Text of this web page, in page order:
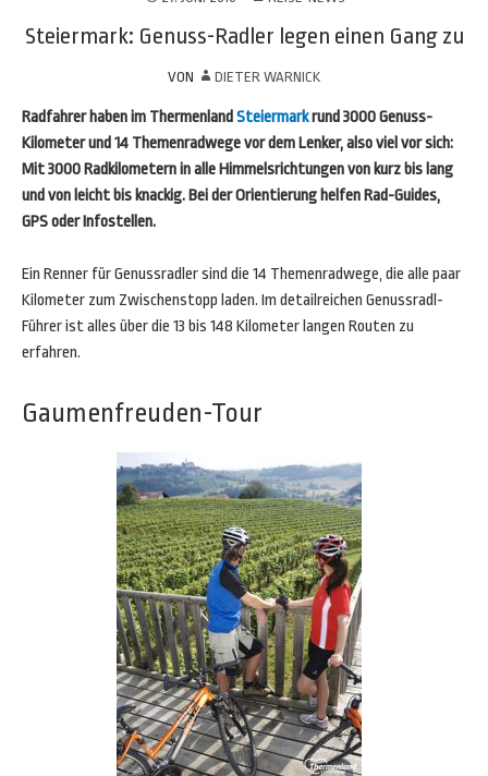
Steiermark: Genuss-Radler legen einen Gang zu
VON DIETER WARNICK
Radfahrer haben im Thermenland Steiermarkrund 3000 Genuss-
Kilometer und 14 Themenradwege vor dem Lenker, also viel vor sich:
Mit 3000 Radkilometern in alle Himmelsrichtungen von kurz bis lang
und von leicht bis knackig. Bei der Orientierung helfen Rad-Guides,
GPS oder Infostellen.
Ein Renner für Genussradler sind die 14 Themenradwege, die alle paar
Kilometer zum Zwischenstopp laden. Im detailreichen Genussradl-
Führer ist alles über die 13 bis 148 Kilometer langen Routen zu
erfahren.
Gaumenfreuden-Tour